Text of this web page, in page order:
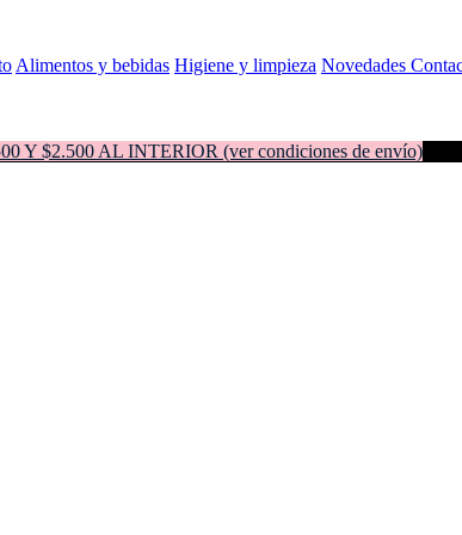
Alimentos y bebidas Higiene y limpieza Novedades
$2.500 AL INTERIOR (ver condiciones de envío)